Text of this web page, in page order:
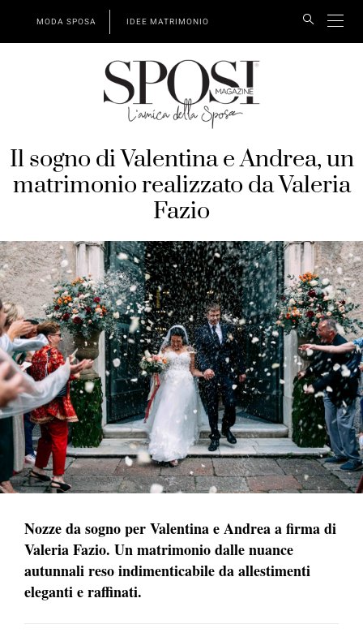
MODA SPOSA IDEE MATRIMONIO
Il sogno di Valentina e Andrea, un
matrimonio realizzato da Valeria
Fazio
Nozze da sogno per Valentina e Andrea a firma di
Valeria Fazio. Un matrimonio dalle nuance
autunnali reso indimenticabile da allestimenti
eleganti e raffinati.